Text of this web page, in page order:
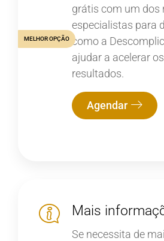
grátis com um dos
especialistas para
como a
ajudar a acelerar
resultados.
Agendar
MELHOR OPÇÃO
Mais
Se necessita de